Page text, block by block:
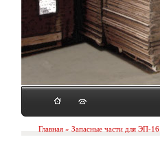
Главная » Запасные части для ЭП-